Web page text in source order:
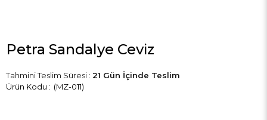
Petra Sandalye Ceviz
Tahmini Teslim Süresi : 21 Gün İçinde Teslim
(MZ-011)